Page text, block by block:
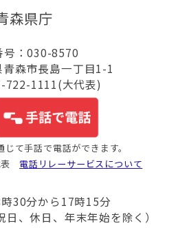
森県庁
号：030-8570
森市長島一丁目1-1
722-1111(大代表)
て手話で電話ができます。
表 電話リレーサービスについて
30分から17時15分
日、休日、年末年始を除く）